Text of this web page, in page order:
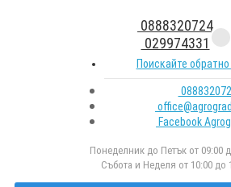
0888320724
029974331
Поискайте
Facebook
Понеделник до Петък от 09:00
Събота и Неделя от 10:00 до